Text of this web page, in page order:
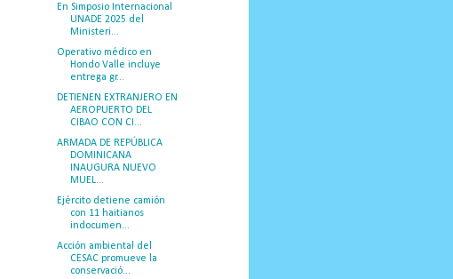
En Simposio Internacional
UNADE 2025 del
Ministeri...
Operativo médico en
Hondo Valle incluye
entrega gr...
DETIENEN EXTRANJERO EN
AEROPUERTO DEL
CIBAO CON CI...
ARMADA DE REPÚBLICA
DOMINICANA
INAUGURA NUEVO
MUEL...
Ejército detiene camión
con 11 haitianos
indocumen...
Acción ambiental del
CESAC promueve la
conservació...